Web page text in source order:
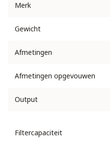
Merk
Gewicht
Afmetingen
Afmetingen opgevouwen
Output
Filtercapaciteit